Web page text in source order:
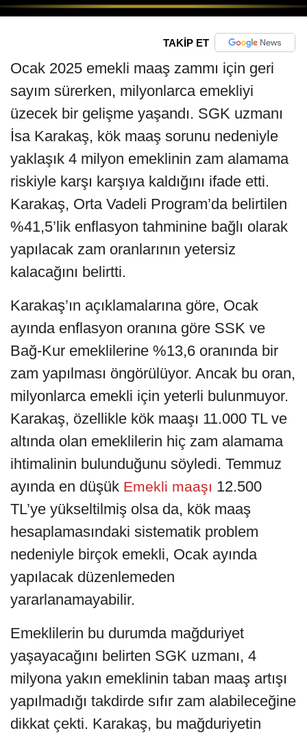
TAKİP ET
Ocak 2025 emekli maaş zammı için geri
sayım sürerken, milyonlarca emekliyi
üzecek bir gelişme yaşandı. SGK uzmanı
İsa Karakaş, kök maaş sorunu nedeniyle
yaklaşık 4 milyon emeklinin zam alamama
riskiyle karşı karşıya kaldığını ifade etti.
Karakaş, Orta Vadeli Program’da belirtilen
%41,5’lik enflasyon tahminine bağlı olarak
yapılacak zam oranlarının yetersiz
kalacağını belirtti.
Karakaş’ın açıklamalarına göre, Ocak
ayında enflasyon oranına göre SSK ve
Bağ-Kur emeklilerine %13,6 oranında bir
zam yapılması öngörülüyor. Ancak bu oran,
milyonlarca emekli için yeterli bulunmuyor.
Karakaş, özellikle kök maaşı 11.000 TL ve
altında olan emeklilerin hiç zam alamama
ihtimalinin bulunduğunu söyledi. Temmuz
ayında en düşük Emekli maaşı 12.500
TL’ye yükseltilmiş olsa da, kök maaş
hesaplamasındaki sistematik problem
nedeniyle birçok emekli, Ocak ayında
yapılacak düzenlemeden
yararlanamayabilir.
Emeklilerin bu durumda mağduriyet
yaşayacağını belirten SGK uzmanı, 4
milyona yakın emeklinin taban maaş artışı
yapılmadığı takdirde sıfır zam alabileceğine
dikkat çekti. Karakaş, bu mağduriyetin